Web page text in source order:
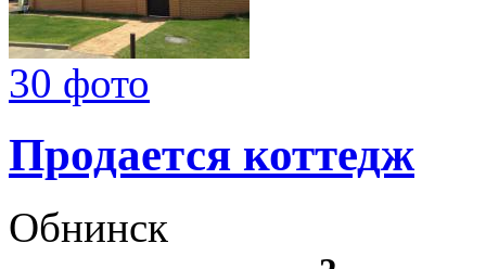
30 фото
Продается коттедж
Обнинск